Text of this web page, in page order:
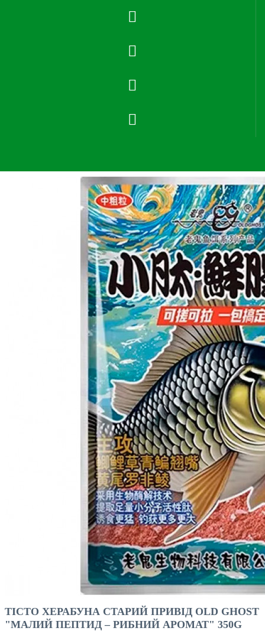
ТІСТО ХЕРАБУНА СТАРИЙ ПРИВІД OLD GHOST
"МАЛИЙ ПЕПТИД – РИБНИЙ АРОМАТ" 350G